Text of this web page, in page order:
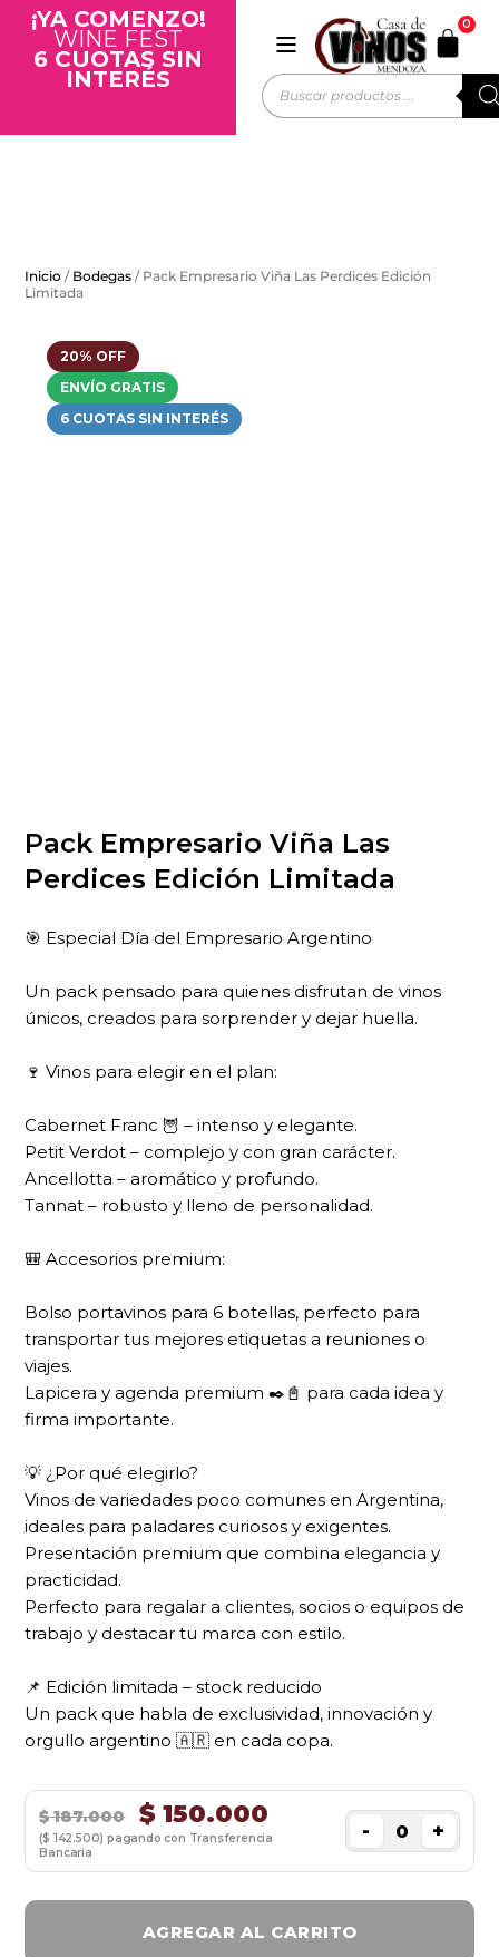
¡YA COMENZO!
WINE FEST
6 CUOTAS SIN
INTERÉS
0
20% OFF
ENVÍO GRATIS
6 CUOTAS SIN INTERÉS
Inicio / Bodegas / Pack Empresario Viña Las Perdices Edición
Limitada
Pack Empresario Viña Las
Perdices Edición Limitada
🎯 Especial Día del Empresario Argentino
Un pack pensado para quienes disfrutan de vinos
únicos, creados para sorprender y dejar huella.
🍷 Vinos para elegir en el plan:
Cabernet Franc 🦉 – intenso y elegante.
Petit Verdot – complejo y con gran carácter.
Ancellotta – aromático y profundo.
Tannat – robusto y lleno de personalidad.
🎒 Accesorios premium:
Bolso portavinos para 6 botellas, perfecto para
transportar tus mejores etiquetas a reuniones o
viajes.
Lapicera y agenda premium ✒️📓 para cada idea y
firma importante.
💡 ¿Por qué elegirlo?
Vinos de variedades poco comunes en Argentina,
ideales para paladares curiosos y exigentes.
Presentación premium que combina elegancia y
practicidad.
Perfecto para regalar a clientes, socios o equipos de
trabajo y destacar tu marca con estilo.
📌 Edición limitada – stock reducido
Un pack que habla de exclusividad, innovación y
orgullo argentino 🇦🇷 en cada copa.
$187.000 $150.000
($ 142.500) pagando con Transferencia
Bancaria
- +
AGREGAR AL CARRITO